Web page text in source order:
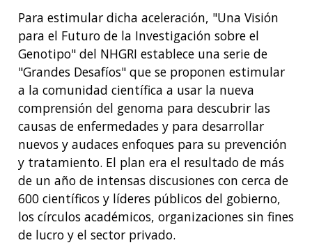
Para estimular dicha aceleración, "Una Visión
para el Futuro de la Investigación sobre el
Genotipo" del NHGRI establece una serie de
"Grandes Desafíos" que se proponen estimular
a la comunidad científica a usar la nueva
comprensión del genoma para descubrir las
causas de enfermedades y para desarrollar
nuevos y audaces enfoques para su prevención
y tratamiento. El plan era el resultado de más
de un año de intensas discusiones con cerca de
600 científicos y líderes públicos del gobierno,
los círculos académicos, organizaciones sin fines
de lucro y el sector privado.